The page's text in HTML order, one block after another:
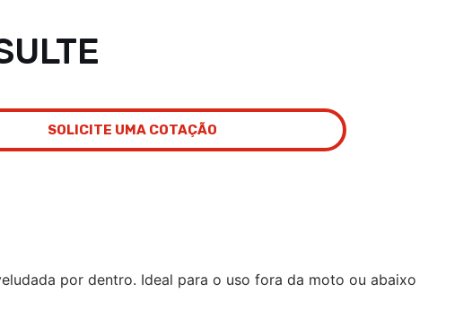
SOLICITE UMA COTAÇÃO
por dentro. Ideal para o uso fora da moto ou abaixo